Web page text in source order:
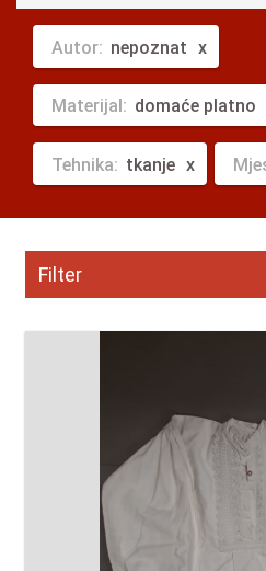
Autor: nepoznat
Materijal: domaće platno
Tehnika: tkanje
Filter